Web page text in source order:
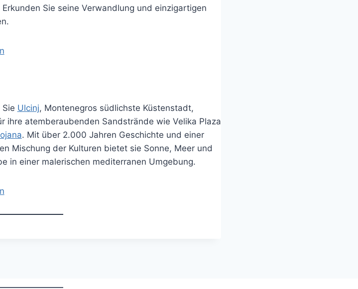
Sie seine Verwandlung und einzigartigen
Ulcinj, Montenegros südlichste Küstenstadt,
ihre atemberaubenden Sandstrände wie Velika Plaza
. Mit über 2.000 Jahren Geschichte und einer
Mischung der Kulturen bietet sie Sonne, Meer und
in einer malerischen mediterranen Umgebung.